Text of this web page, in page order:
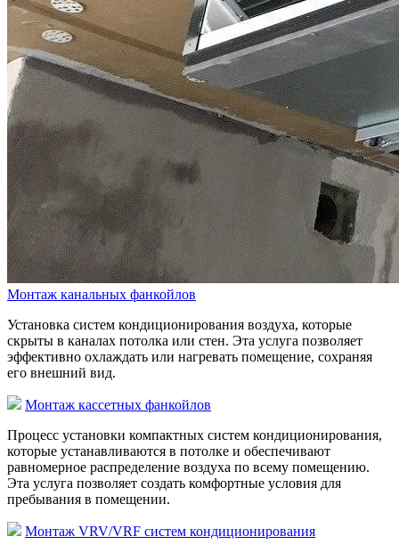
Монтаж канальных фанкойлов
Установка систем кондиционирования воздуха, которые
скрыты в каналах потолка или стен. Эта услуга позволяет
эффективно охлаждать или нагревать помещение, сохраняя
его внешний вид.
Монтаж кассетных фанкойлов
Процесс установки компактных систем кондиционирования,
которые устанавливаются в потолке и обеспечивают
равномерное распределение воздуха по всему помещению.
Эта услуга позволяет создать комфортные условия для
пребывания в помещении.
Монтаж VRV/VRF систем кондиционирования